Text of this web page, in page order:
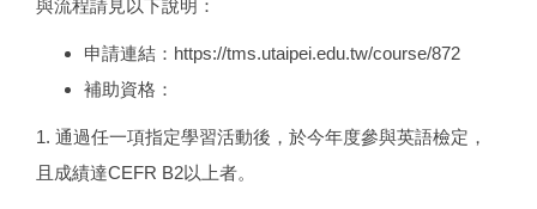
與流程請見以下說明：
申請連結：https://tms.utaipei.edu.tw/course/872
補助資格：
1. 通過任一項指定學習活動後，於今年度參與英語檢定，
且成績達CEFR B2以上者。